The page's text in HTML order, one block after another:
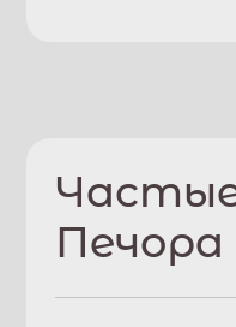
Печора